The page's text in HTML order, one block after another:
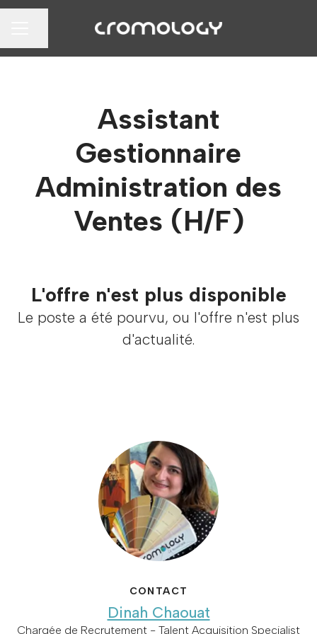
Partager la page
Assistant
Gestionnaire
Administration des
Ventes (H/F)
L'offre n'est plus disponible
Le poste a été pourvu, ou l'offre n'est plus
d'actualité.
CONTACT
Dinah Chaouat
Chargée de Recrutement - Talent Acquisition Specialist